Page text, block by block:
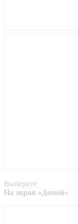
Выберите
На экран «Домой»